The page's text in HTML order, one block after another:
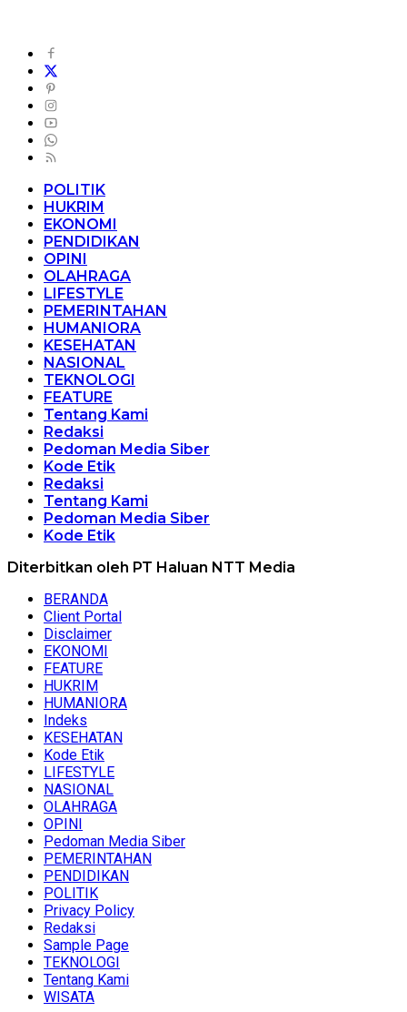
POLITIK
HUKRIM
EKONOMI
PENDIDIKAN
OPINI
OLAHRAGA
LIFESTYLE
PEMERINTAHAN
HUMANIORA
KESEHATAN
NASIONAL
TEKNOLOGI
FEATURE
Tentang Kami
Redaksi
Pedoman Media Siber
Kode Etik
Redaksi
Tentang Kami
Pedoman Media Siber
Kode Etik
Diterbitkan oleh PT Haluan NTT Media
BERANDA
Client Portal
Disclaimer
EKONOMI
FEATURE
HUKRIM
HUMANIORA
Indeks
KESEHATAN
Kode Etik
LIFESTYLE
NASIONAL
OLAHRAGA
OPINI
Pedoman Media Siber
PEMERINTAHAN
PENDIDIKAN
POLITIK
Privacy Policy
Redaksi
Sample Page
TEKNOLOGI
Tentang Kami
WISATA